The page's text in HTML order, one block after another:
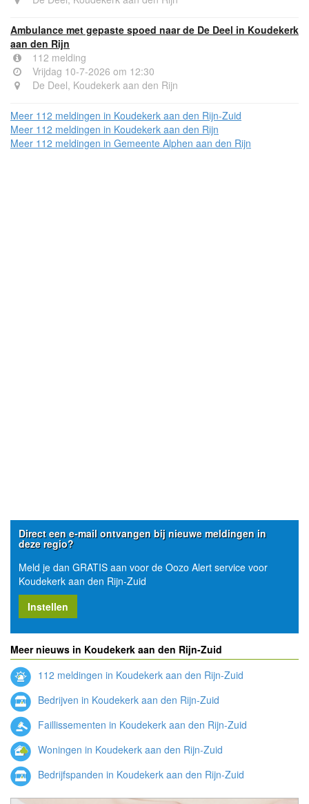
Ambulance met gepaste spoed naar de De Deel in Koudekerk
aan den Rijn
112 melding
Vrijdag 10-7-2026 om 12:30
De Deel, Koudekerk aan den Rijn
Meer 112 meldingen in Koudekerk aan den Rijn-Zuid
Meer 112 meldingen in Koudekerk aan den Rijn
Meer 112 meldingen in Gemeente Alphen aan den Rijn
Direct een e-mail ontvangen bij nieuwe meldingen in
deze regio?
Meld je dan GRATIS aan voor de Oozo Alert service voor
Koudekerk aan den Rijn-Zuid
Instellen
Meer nieuws in Koudekerk aan den Rijn-Zuid
112 meldingen in Koudekerk aan den Rijn-Zuid
Bedrijven in Koudekerk aan den Rijn-Zuid
Faillissementen in Koudekerk aan den Rijn-Zuid
Woningen in Koudekerk aan den Rijn-Zuid
Bedrijfspanden in Koudekerk aan den Rijn-Zuid